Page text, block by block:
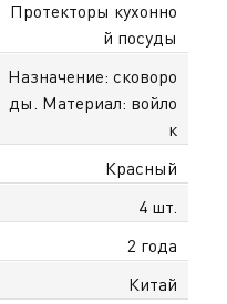
Протекторы кухонно
й посуды
Назначение: сковоро
ды. Материал: войло
к
Красный
4 шт.
2 года
Китай